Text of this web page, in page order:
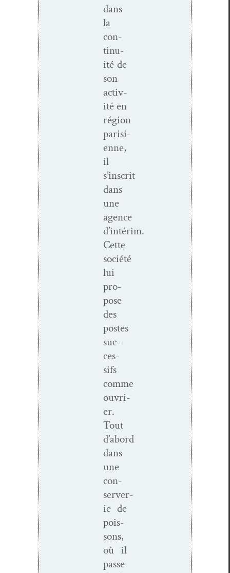
dans
la
con­
ti­nu­
ité de
son
activ­
ité en
région
parisi­
enne,
il
s’inscrit
dans
une
agence
d’intérim.
Cette
société
lui
pro­
pose
des
postes
suc­
ces­
sifs
comme
ouvri­
er.
Tout
d’abord
dans
une
con­
server­
ie de
pois­
sons,
où il
passe